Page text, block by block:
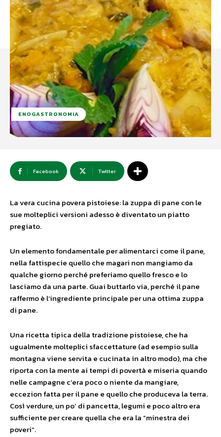
ENOGASTRONOMIA
Facebook Twitter
La vera cucina povera pistoiese: la zuppa di pane con le
sue molteplici versioni adesso è diventato un piatto
pregiato.
Un elemento fondamentale per alimentarci come il pane,
nella fattispecie quello che magari non mangiamo da
qualche giorno perché preferiamo quello fresco e lo
lasciamo da una parte. Guai buttarlo via, perché il pane
raffermo è l’ingrediente principale per una ottima zuppa
di pane.
Una ricetta tipica della tradizione pistoiese, che ha
ugualmente molteplici sfaccettature (ad esempio sulla
montagna viene servita e cucinata in altro modo), ma che
riporta con la mente ai tempi di povertà e miseria quando
nelle campagne c’era poco o niente da mangiare,
eccezion fatta per il pane e quello che produceva la terra.
Così verdure, un po’ di pancetta, legumi e poco altro era
sufficiente per creare quella che era la “minestra dei
poveri”.